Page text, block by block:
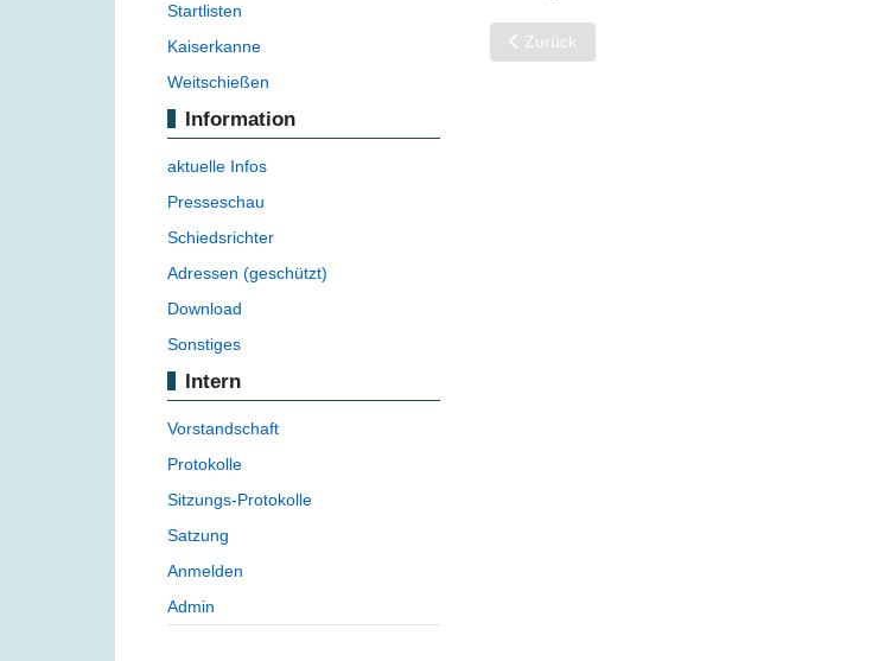
Startlisten
Kaiserkanne
Weitschießen
Information
aktuelle Infos
Presseschau
Schiedsrichter
Adressen (geschützt)
Download
Sonstiges
Intern
Vorstandschaft
Protokolle
Sitzungs-Protokolle
Satzung
Anmelden
Admin
Vorheriger Beitrag: Startliste KP Ü60 Sommer 2025
Zurück